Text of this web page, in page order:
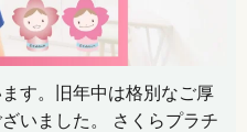
す。旧年中は格別なご厚
いました。 さくらプラチ